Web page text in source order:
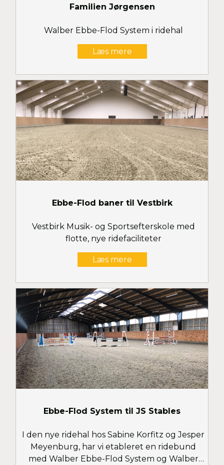
Familien Jørgensen
Walber Ebbe-Flod System i ridehal
Læs mere
Ebbe-Flod baner til Vestbirk
Vestbirk Musik- og Sportsefterskole med
flotte, nye ridefaciliteter
Læs mere
Ebbe-Flod System til JS Stables
I den nye ridehal hos Sabine Korfitz og Jesper
Meyenburg, har vi etableret en ridebund
med Walber Ebbe-Flod System og Walber